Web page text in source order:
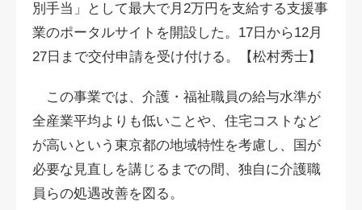
別手当」として最大で月2万円を支給する支援事
業のポータルサイトを開設した。17日から12月
27日まで交付申請を受け付ける。【松村秀士】
この事業では、介護・福祉職員の給与水準が
全産業平均よりも低いことや、住宅コストなど
が高いという東京都の地域特性を考慮し、国が
必要な見直しを講じるまでの間、独自に介護職
員らの処遇改善を図る。